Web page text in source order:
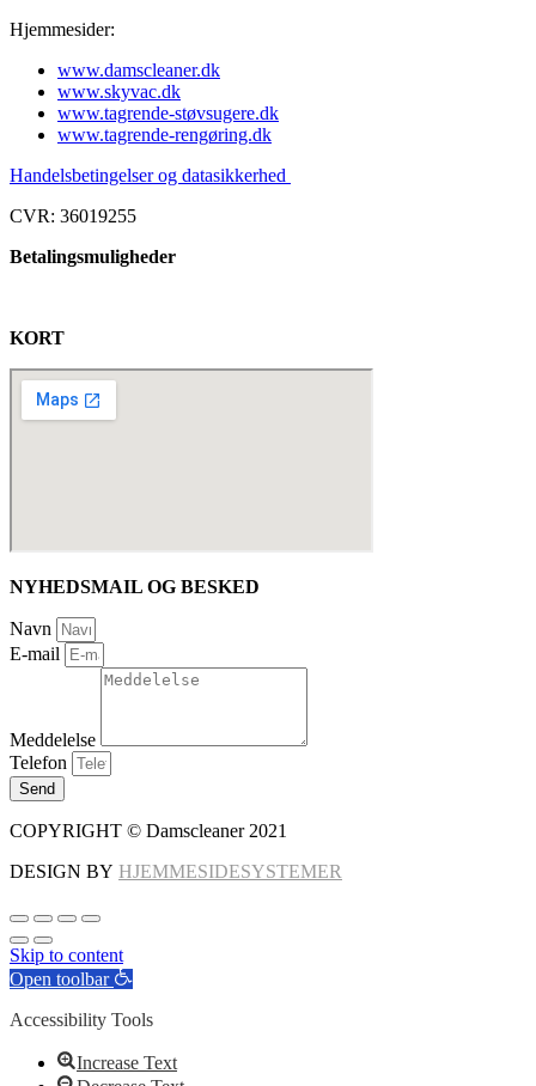
Hjemmesider:
www.damscleaner.dk
www.skyvac.dk
www.tagrende-støvsugere.dk
www.tagrende-rengøring.dk
Handelsbetingelser og datasikkerhed
CVR: 36019255
Betalingsmuligheder
KORT
NYHEDSMAIL OG BESKED
Navn
E-mail
Meddelelse
Telefon
Send
COPYRIGHT © Damscleaner 2021
DESIGN BY HJEMMESIDESYSTEMER
Skip to content
Open toolbar
Accessibility Tools
Increase Text